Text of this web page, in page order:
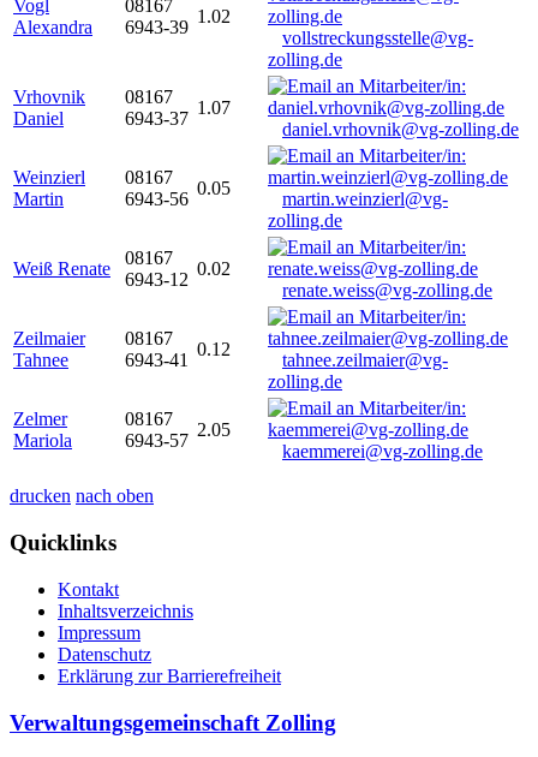
Vogl
Alexandra
08167
6943-39
1.02
vollstreckungsstelle@vg-
zolling.de
Vrhovnik
Daniel
08167
6943-37
1.07
daniel.vrhovnik@vg-zolling.de
Weinzierl
Martin
08167
6943-56
0.05
martin.weinzierl@vg-
zolling.de
Weiß Renate
08167
6943-12
0.02
renate.weiss@vg-zolling.de
Zeilmaier
Tahnee
08167
6943-41
0.12
tahnee.zeilmaier@vg-
zolling.de
Zelmer
Mariola
08167
6943-57
2.05
kaemmerei@vg-zolling.de
drucken nach oben
Quicklinks
Kontakt
Inhaltsverzeichnis
Impressum
Datenschutz
Erklärung zur Barrierefreiheit
Verwaltungsgemeinschaft Zolling